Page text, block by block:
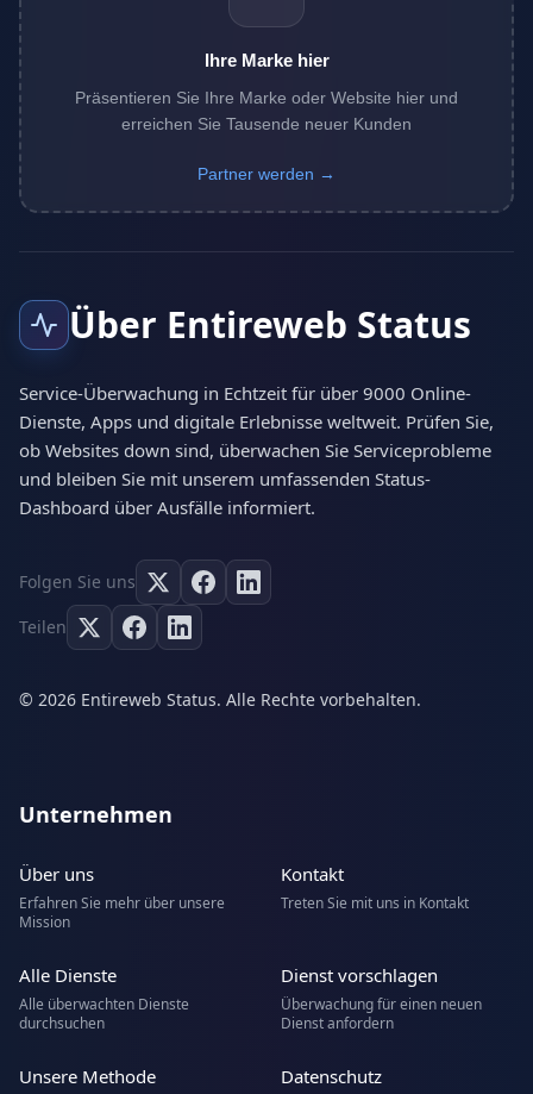
Ihre Marke hier
Präsentieren Sie Ihre Marke oder Website hier und
erreichen Sie Tausende neuer Kunden
Partner werden →
Über Entireweb Status
Service-Überwachung in Echtzeit für über 9000 Online-
Dienste, Apps und digitale Erlebnisse weltweit. Prüfen Sie,
ob Websites down sind, überwachen Sie Serviceprobleme
und bleiben Sie mit unserem umfassenden Status-
Dashboard über Ausfälle informiert.
Folgen Sie uns
Teilen
© 2026 Entireweb Status. Alle Rechte vorbehalten.
Unternehmen
Über uns
Erfahren Sie mehr über unsere
Mission
Kontakt
Treten Sie mit uns in Kontakt
Alle Dienste
Alle überwachten Dienste
durchsuchen
Dienst vorschlagen
Überwachung für einen neuen
Dienst anfordern
Unsere Methode Datenschutz